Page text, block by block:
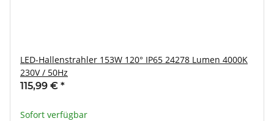
LED-Hallenstrahler 153W 120° IP65 24278 Lumen 4000K
230V / 50Hz
115,99 € *
Sofort verfügbar